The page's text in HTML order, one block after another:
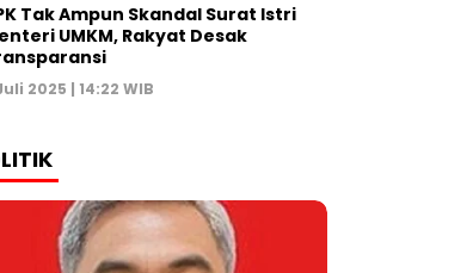
Tak Ampun Skandal Surat Istri
UMKM, Rakyat Desak
2025 | 14:22 WIB